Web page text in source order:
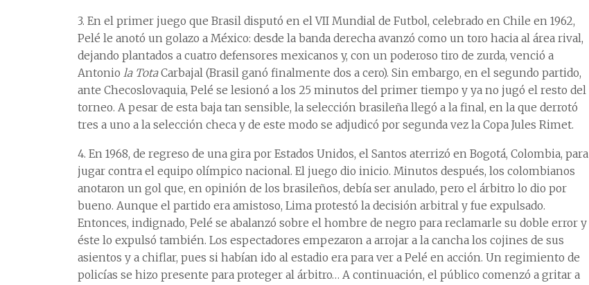
3. En el primer juego que Brasil disputó en el VII Mundial de Futbol, celebrado en Chile en 1962,
Pelé le anotó un golazo a México: desde la banda derecha avanzó como un toro hacia al área rival,
dejando plantados a cuatro defensores mexicanos y, con un poderoso tiro de zurda, venció a
Antonio la TotaCarbajal (Brasil ganó finalmente dos a cero). Sin embargo, en el segundo partido,
ante Checoslovaquia, Pelé se lesionó a los 25 minutos del primer tiempo y ya no jugó el resto del
torneo. A pesar de esta baja tan sensible, la selección brasileña llegó a la final, en la que derrotó
tres a uno a la selección checa y de este modo se adjudicó por segunda vez la Copa Jules Rimet.
4. En 1968, de regreso de una gira por Estados Unidos, el Santos aterrizó en Bogotá, Colombia, para
jugar contra el equipo olímpico nacional. El juego dio inicio. Minutos después, los colombianos
anotaron un gol que, en opinión de los brasileños, debía ser anulado, pero el árbitro lo dio por
bueno. Aunque el partido era amistoso, Lima protestó la decisión arbitral y fue expulsado.
Entonces, indignado, Pelé se abalanzó sobre el hombre de negro para reclamarle su doble error y
éste lo expulsó también. Los espectadores empezaron a arrojar a la cancha los cojines de sus
asientos y a chiflar, pues si habían ido al estadio era para ver a Pelé en acción. Un regimiento de
policías se hizo presente para proteger al árbitro… A continuación, el público comenzó a gritar a